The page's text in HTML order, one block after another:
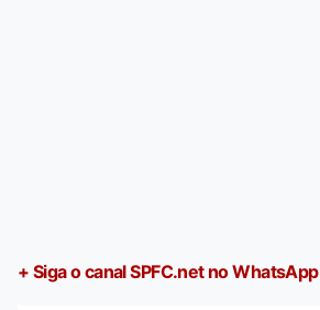
+ Siga o canal SPFC.net no WhatsApp